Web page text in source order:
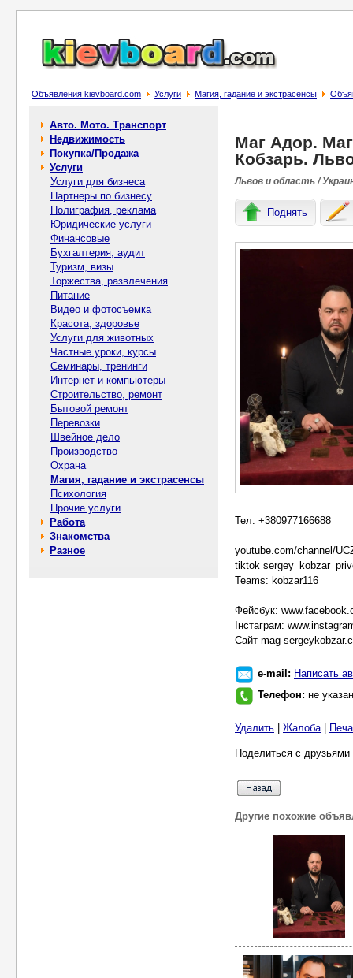
Объявления kievboard.com Услуги Магия, гадание и экстрасенсы
Авто. Мото. Транспорт
Недвижимость
Покупка/Продажа
Услуги
Услуги для бизнеса
Партнеры по бизнесу
Полиграфия, реклама
Юридические услуги
Финансовые
Бухгалтерия, аудит
Туризм, визы
Торжества, развлечения
Питание
Видео и фотосъемка
Красота, здоровье
Услуги для животных
Частные уроки, курсы
Семинары, тренинги
Интернет и компьютеры
Строительство, ремонт
Бытовой ремонт
Перевозки
Швейное дело
Производство
Охрана
Магия, гадание и экстрасенсы
Психология
Прочие услуги
Работа
Знакомства
Разное
Маг Адор.
Кобзарь.
Львов и область /
Поднять
Тел: +380977166688
youtube.com/channel/
tiktok
Teams: kobzar116
Фейсбук:
Інстаграм:
Сайт mag-
e-mail: Написать
Телефон: не указан
Удалить Жалоба|
Поделиться с
Другие похожие